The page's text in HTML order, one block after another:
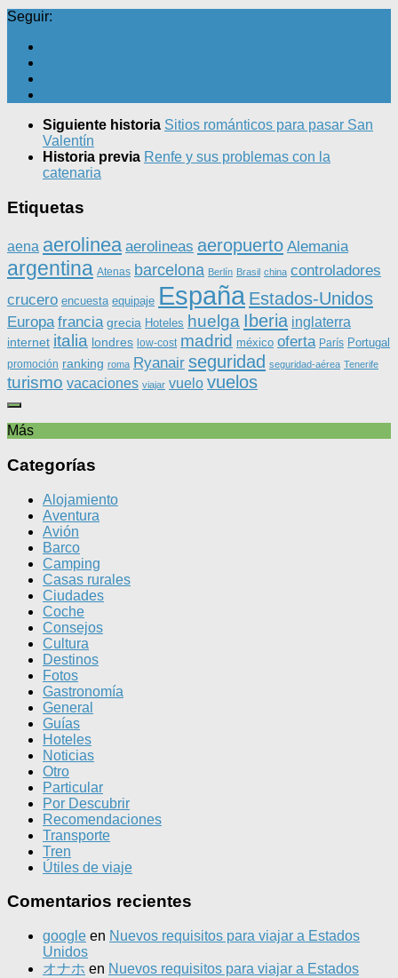
Seguir:
Siguiente historia Sitios románticos para pasar San
Valentín
Historia previa Renfe y sus problemas con la
catenaria
Etiquetas
aena aerolinea aerolineas aeropuerto Alemania
argentina Atenas barcelona Berlín Brasil china controladores
crucero encuesta equipaje España Estados-Unidos
Europa francia grecia Hoteles huelga Iberia inglaterra
internet italia londres low-cost madrid méxico oferta París Portugal
promoción ranking roma Ryanair seguridad seguridad-aérea Tenerife
turismo vacaciones viajar vuelo vuelos
Más
Categorías
Alojamiento
Aventura
Avión
Barco
Camping
Casas rurales
Ciudades
Coche
Consejos
Cultura
Destinos
Fotos
Gastronomía
General
Guías
Hoteles
Noticias
Otro
Particular
Por Descubrir
Recomendaciones
Transporte
Tren
Útiles de viaje
Comentarios recientes
google en Nuevos requisitos para viajar a Estados
Unidos
オナホ en Nuevos requisitos para viajar a Estados